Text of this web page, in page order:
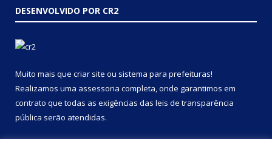
DESENVOLVIDO POR CR2
Muito mais que criar site ou sistema para prefeituras!
Realizamos uma assessoria completa, onde garantimos em
contrato que todas as exigências das leis de transparência
pública serão atendidas.